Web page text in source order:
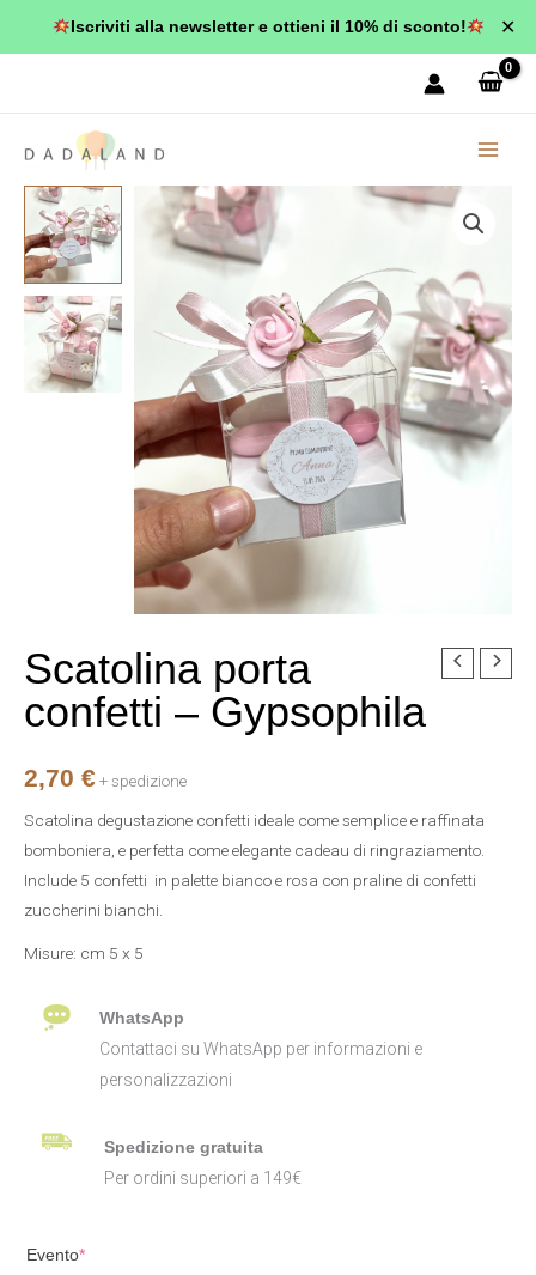
Iscriviti alla newsletter e ottieni il 10% di sconto! ✕
Scatolina porta
confetti – Gypsophila
2,70 €+ spedizione
Scatolina degustazione confetti ideale come semplice e raffinata
bomboniera, e perfetta come elegante cadeau di ringraziamento.
Include 5 confetti in palette bianco e rosa con praline di confetti
zuccherini bianchi.
Misure: cm 5 x 5
WhatsApp
Contattaci su WhatsApp per informazioni e
personalizzazioni
Spedizione gratuita
Per ordini superiori a 149€
Evento*
Scatolina
porta
confetti
Gypsophila
quantità